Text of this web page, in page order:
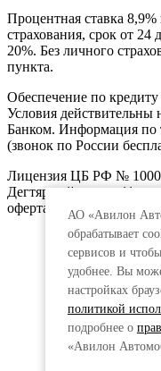
АО «Авилон
обрабатывает
сервисов и
удобнее. Вы
настройках
политикой
подробнее о
«Авилон
Процентная ставка
страхования, срок от 24
20%. Без личного
пункта.
Обеспечение по кредиту
Условия действительны
Банком. Информация по
(звонок по России
Лицензия ЦБ РФ № 1000,
Дегтярный пер., д.11,
оферта.